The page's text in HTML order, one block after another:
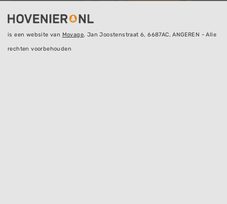
is een website van Movage, Jan Joostenstraat 6, 6687AC, ANGEREN - Alle
rechten voorbehouden